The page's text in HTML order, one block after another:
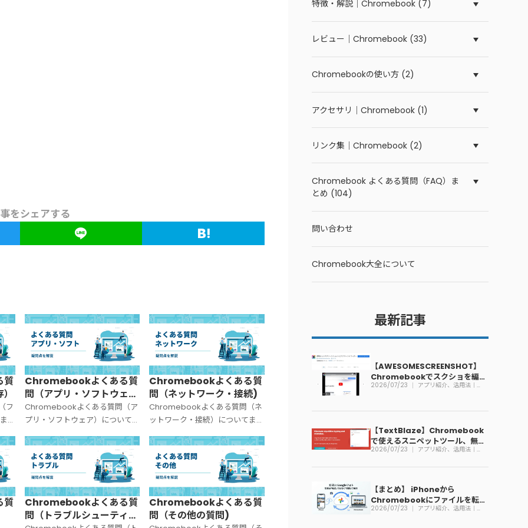
をシェアする
質
フ
と
Chromebookよくある質
問（アプリ・ソフトウェ
ア）
Chromebookよくある質問（ア
プリ・ソフトウェア）についてま
Chromebookよくある質
問（ネットワーク・接続)
Chromebookよくある質問（ネ
ットワーク・接続）についてまと
質
Chromebookよくある質
問（トラブルシューティン
Chromebookよくある質
問（その他の質問)
特徴・解説｜Chromebook (7)
レビュー｜Chromebook (33)
Chromebookの使い方 (2)
アクセサリ｜Chromebook (1)
リンク集｜Chromebook (2)
Chromebook よくある質問（FAQ）ま
とめ (104)
問い合わせ
Chromebook大全について
最新記事
【AWESOMESCREENSHOT】
Chromebookでスクショを編集
できる拡張機能
2026/07/23 アプリ紹介、活用法｜
【TextBlaze】Chromebook
で使えるスニペットツール、無料
で利用可能
2026/07/23 アプリ紹介、活用法｜
【まとめ】 iPhoneから
Chromebookにファイルを転送
する方法
2026/07/23 アプリ紹介、活用法｜